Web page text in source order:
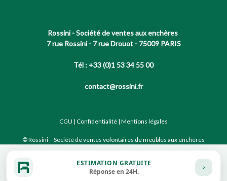
Rossini - Société de ventes aux enchères
7 rue Rossini - 7 rue Drouot - 75009 PARIS
Tél : +33 (0)1 53 34 55 00
contact@rossini.fr
CGU | Confidentialité | Mentions légales
© Rossini – Société de ventes volontaires de meubles aux enchères
Site conçu par notre partenaire
ESTIMATION GRATUITE
Réponse en 24H.